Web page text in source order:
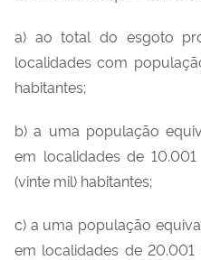
a) ao total do esgoto
localidades com
habitantes;
b) a uma população
em localidades de
(vinte mil) habitantes;
c) a uma população
em localidades de